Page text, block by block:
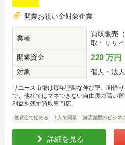
開業お祝い金対象企業
業種
買取販売
取・リサ
開業資金
220 万円
対象 個人・法人
リユース市場は毎年堅調な伸び率。間借
で、他社ではマネできない自由度の高い
利益を残す買取専門店。
低資金で始める 1人で開業 無店舗型のビジネ
詳細を見る